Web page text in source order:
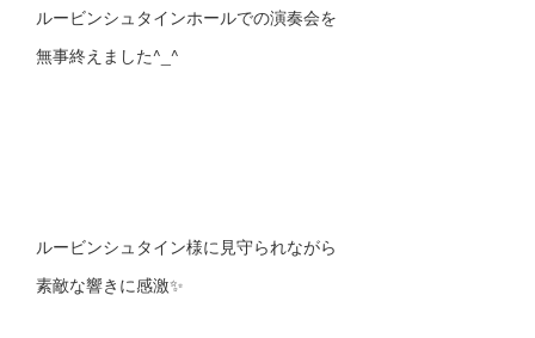
ルービンシュタインホールでの演奏会を
無事終えました^_^
ルービンシュタイン様に見守られながら
素敵な響きに感激✨